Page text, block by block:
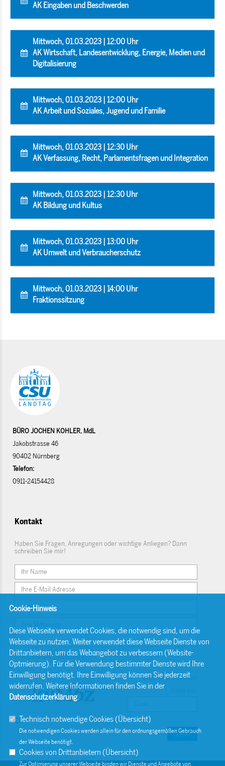
AK Eingaben und Beschwerden
Mittwoch, 01.03.2023 | 12:00 Uhr
AK Wirtschaft, Landesentwicklung, Energie, Medien und
Digitalisierung
Mittwoch, 01.03.2023 | 12:00 Uhr
AK Arbeit und Soziales, Jugend und Familie
Mittwoch, 01.03.2023 | 12:30 Uhr
AK Verfassung, Recht, Parlamentsfragen und Integration
Mittwoch, 01.03.2023 | 12:30 Uhr
AK Bildung und Kultus
Mittwoch, 01.03.2023 | 13:00 Uhr
AK Umwelt und Verbraucherschutz
Mittwoch, 01.03.2023 | 14:00 Uhr
Fraktionssitzung
BÜRO JOCHEN KOHLER, MdL
Jakobstrasse 46
90402 Nürnberg
Telefon:
0911-24154428
Kontakt
Haben Sie Fragen, Anregungen oder wichtige Anliegen? Dann
schreiben Sie mir!
Einwilligungserklärung
Bitte geben Sie den
Senden
Cookie-Hinweis
Diese Webseite verwendet Cookies, die notwendig sind, um die
Webseite zu nutzen. Weiter verwendet diese Webseite Dienste von
Drittanbietern, um das Webangebot zu verbessern (Website-
Optmierung). Für die Verwendung bestimmter Dienste wird Ihre
Einwilligung benötigt. Ihre Einwilligung können Sie jederzeit
widerrufen. Weitere Informationen finden Sie in der
Datenschutzerklärung.
Technisch notwendige Cookies (Übersicht)
Die notwendigen Cookies werden allein für den ordnungsgemäßen Gebrauch
der Webseite benötigt.
Cookies von Drittanbietern (Übersicht)
Zur Optimierung unserer Webseite binden wir Dienste und Angebote von